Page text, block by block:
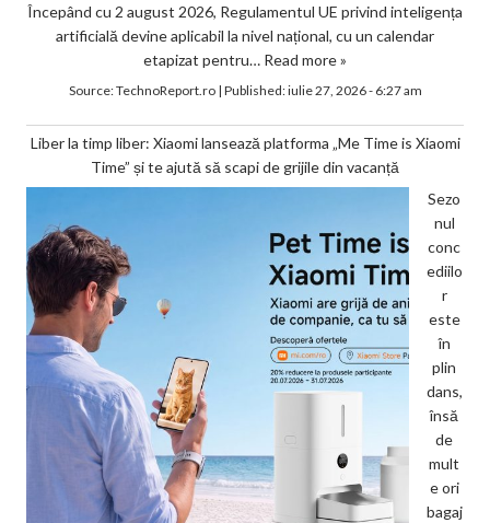
Începând cu 2 august 2026, Regulamentul UE privind inteligența
artificială devine aplicabil la nivel național, cu un calendar
etapizat pentru… Read more »
Source:TechnoReport.ro| Published:iulie 27, 2026 - 6:27 am
Liber la timp liber: Xiaomi lansează platforma „Me Time is Xiaomi
Time” și te ajută să scapi de grijile din vacanță
Sezo
nul
conc
ediilo
r
este
în
plin
dans,
însă
de
mult
e ori
bagaj